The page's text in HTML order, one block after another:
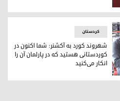
خلق در پارلمان ترکیه
ترکیه در مقابل جمیل آکشسن،
کردستان
شهروند کورد به آکشنر: شما اکنون در
کوردستانی هستید که در پارلمان آن را
انکار می‌کنید